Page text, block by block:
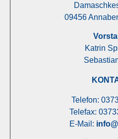
09456
Katrin
Telefon:
Telefax:
E-Mail: